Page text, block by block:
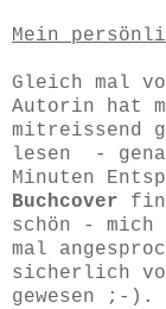
Mein
Gleich mal
Autorin hat
mitreissend
lesen -
Minuten
Buchcover
schön -
mal
sicherlich
gewesen ;-).